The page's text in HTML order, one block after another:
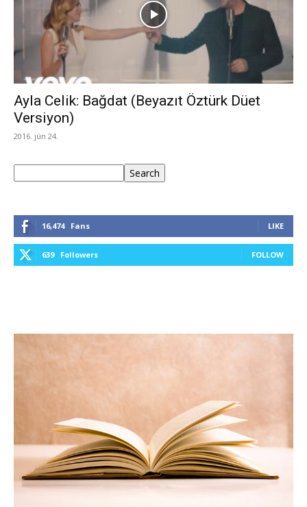
Ayla Celik: Bağdat (Beyazıt Öztürk Düet
Versiyon)
2016. jún 24.
Search
16,474 Fans LIKE
639 Followers FOLLOW